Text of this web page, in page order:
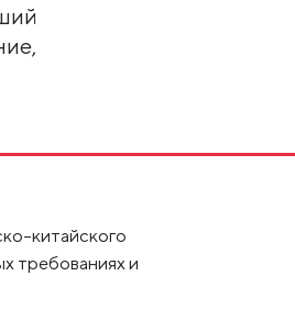
китайского
требованиях и